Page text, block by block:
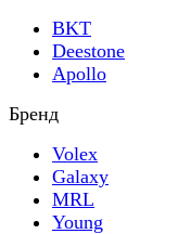
BKT
Deestone
Apollo
Бренд
Volex
Galaxy
MRL
Young